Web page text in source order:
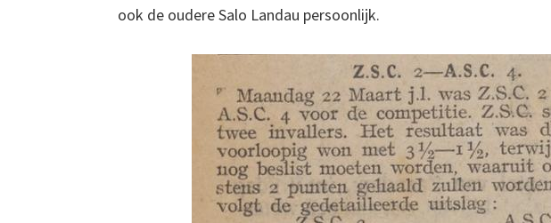
ook de oudere Salo Landau persoonlijk.